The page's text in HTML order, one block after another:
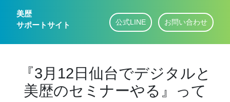
美歴
サポートサイト
公式LINE お問い合わせ
『3月12日仙台でデジタルと
美歴のセミナーやる』って